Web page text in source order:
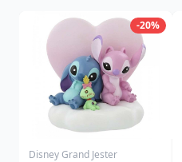
-20%
Disney Grand Jester